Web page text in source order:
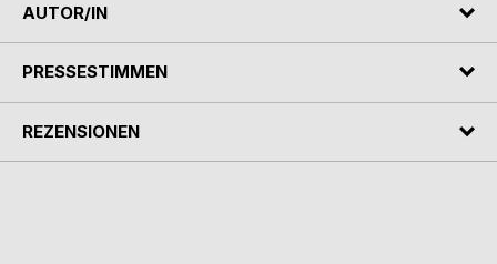
AUTOR/IN
PRESSESTIMMEN
REZENSIONEN